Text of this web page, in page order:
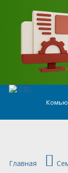
Главная